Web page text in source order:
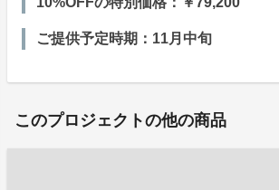
ご提供予定時期：11月中旬
このプロジェクトの他の商品